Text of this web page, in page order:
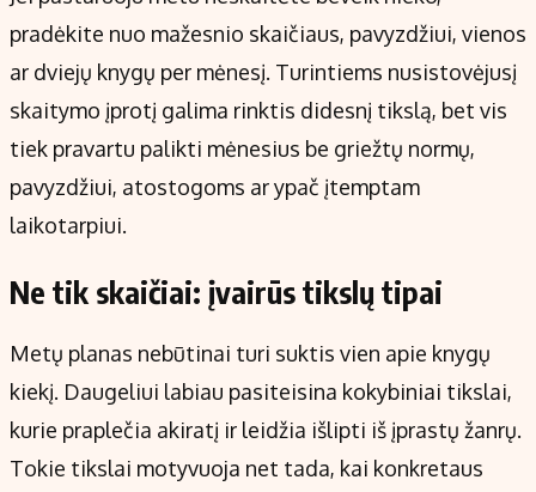
pradėkite nuo mažesnio skaičiaus, pavyzdžiui, vienos
ar dviejų knygų per mėnesį. Turintiems nusistovėjusį
skaitymo įprotį galima rinktis didesnį tikslą, bet vis
tiek pravartu palikti mėnesius be griežtų normų,
pavyzdžiui, atostogoms ar ypač įtemptam
laikotarpiui.
Ne tik skaičiai: įvairūs tikslų tipai
Metų planas nebūtinai turi suktis vien apie knygų
kiekį. Daugeliui labiau pasiteisina kokybiniai tikslai,
kurie praplečia akiratį ir leidžia išlipti iš įprastų žanrų.
Tokie tikslai motyvuoja net tada, kai konkretaus